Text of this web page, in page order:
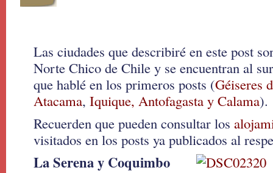
Las ciudades que describiré en este post
Norte Chico de Chile y se encuentran al
que hablé en los primeros posts (Géiseres
Atacama, Iquique, Antofagasta y Calama).
Recuerden que pueden consultar los
visitados en los posts ya publicados al
La Serena y Coquimbo